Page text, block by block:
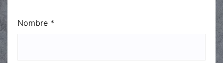
Nombre *